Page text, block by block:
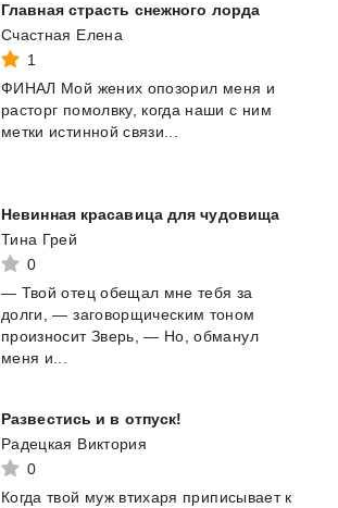
Главная страсть снежного лорда
Счастная Елена
1
ФИНАЛ Мой жених опозорил меня и
расторг помолвку, когда наши с ним
метки истинной связи...
Невинная красавица для чудовища
Тина Грей
0
— Твой отец обещал мне тебя за
долги, — заговорщическим тоном
произносит Зверь, — Но, обманул
меня и...
Развестись и в отпуск!
Радецкая Виктория
0
Когда твой муж втихаря приписывает к